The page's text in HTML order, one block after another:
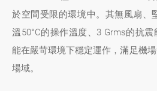
於空間受限的環境中。其無風扇、
溫50°C的操作溫度、3 Grms的抗震
能在嚴苛環境下穩定運作，滿足機
場域。